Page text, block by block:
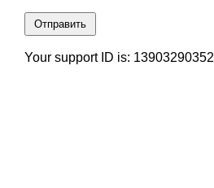
Отправить
Your support ID is: